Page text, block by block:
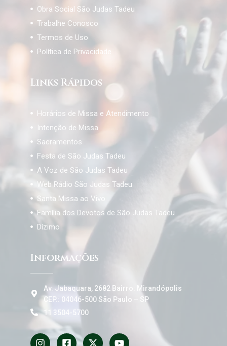
Obra Social São Judas Tadeu
Trabalhe Conosco
Termos de Uso
Política de Privacidade
Links Rápidos
Horários de Missa e Atendimento
Intenção de Missa
Sacramentos
Festa de São Judas Tadeu
A Voz de São Judas Tadeu
Web Rádio São Judas Tadeu
Santa Missa ao Vivo
Família dos Devotos de São Judas Tadeu
Dízimo
Informações
Av. Jabaquara, 2682 Bairro: Mirandópolis
CEP.: 04046-500 São Paulo – SP
11 3504-5700